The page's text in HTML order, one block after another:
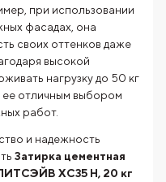
при использовании
фасадах, она
своих оттенков даже
высокой
нагрузку до 50 кг
ее отличным выбором
работ.
и надежность
Затирка цементная
XC35 H, 20 кг